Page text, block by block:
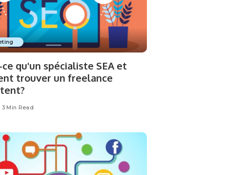
qu'un spécialiste SEA et
trouver un freelance
3 Min Read